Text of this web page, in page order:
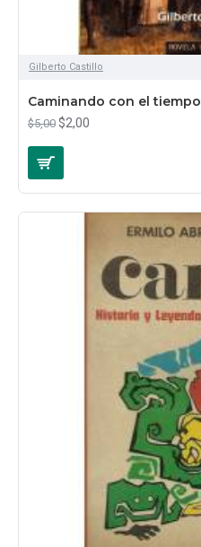
Gilberto Castillo
Caminando con el tiempo
$5,00 $2,00